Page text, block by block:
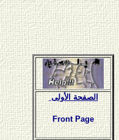
الصفحة الأولى
Front Page